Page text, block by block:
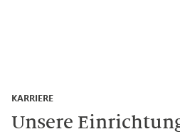
KARRIERE
Unsere